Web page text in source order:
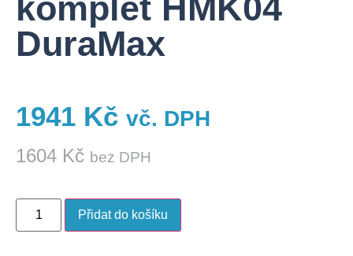
komplet HMK04
DuraMax
1941 Kč vč. DPH
1604 Kč bez DPH
Přidat do košíku